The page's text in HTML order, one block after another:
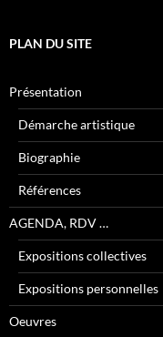
PLAN DU SITE
Présentation
Démarche artistique
Biographie
Références
AGENDA, RDV …
Expositions collectives
Expositions personnelles
Oeuvres